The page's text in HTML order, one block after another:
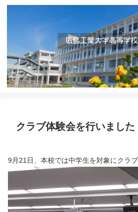
クラブ体験会を行いました
9月21日、本校では中学生を対象にクラ